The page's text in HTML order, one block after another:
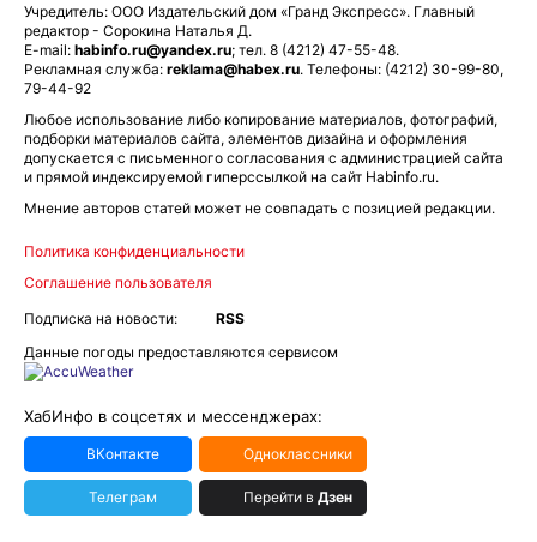
Учредитель: ООО Издательский дом «Гранд Экспресс». Главный
редактор - Сорокина Наталья Д.
E-mail: habinfo.ru@yandex.ru; тел. 8 (4212) 47-55-48.
Рекламная служба: reklama@habex.ru. Телефоны: (4212) 30-99-80,
79-44-92
Любое использование либо копирование материалов, фотографий,
подборки материалов сайта, элементов дизайна и оформления
допускается с письменного согласования с администрацией сайта
и прямой индексируемой гиперссылкой на сайт Habinfo.ru.
Мнение авторов статей может не совпадать с позицией редакции.
Политика конфиденциальности
Соглашение пользователя
Подписка на новости:
RSS
Данные погоды предоставляются сервисом
ХабИнфо в соцсетях и мессенджерах:
ВКонтакте Одноклассники
Телеграм Перейти в Дзен